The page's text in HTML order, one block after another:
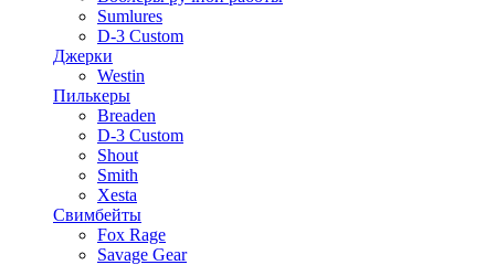
Sumlures
D-3 Custom
Джерки
Westin
Пилькеры
Breaden
D-3 Custom
Shout
Smith
Xesta
Свимбейты
Fox Rage
Savage Gear